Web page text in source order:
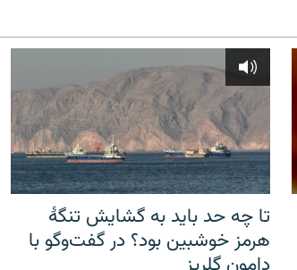
تا چه حد باید به گشایش تنگهٔ
هرمز خوشبین بود؟ در گفت‌وگو با